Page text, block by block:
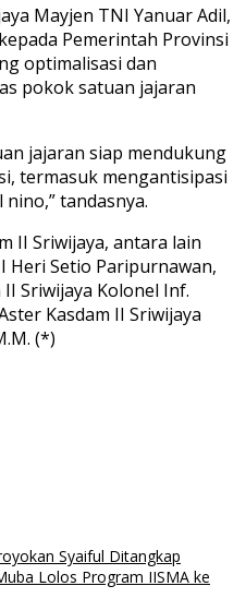
Mayjen TNI Yanuar Adil,
Pemerintah Provinsi
optimalisasi dan
pokok satuan jajaran
jajaran siap mendukung
termasuk mengantisipasi
tandasnya.
II Sriwijaya, antara lain
Heri Setio Paripurnawan,
II Sriwijaya Kolonel Inf.
Kasdam II Sriwijaya
(*)
Syaiful Ditangkap
Lolos Program IISMA ke